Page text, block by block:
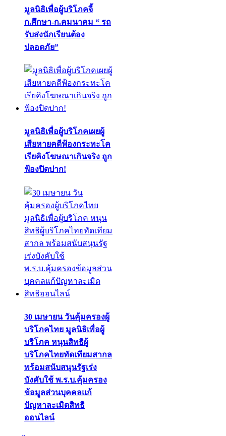
มูลนิธิเพื่อผู้บริโภคจี้
ก.ศึกษา-ก.คมนาคม “ รถ
รับส่งนักเรียนต้อง
ปลอดภัย”
มูลนิธิเพื่อผู้บริโภคเผยผู้
เสียหายคดีฟ้องกระทะโค
เรียคิงโฆษณาเกินจริง ถูก
ฟ้องปิดปาก!
30 เมษายน วันคุ้มครองผู้
บริโภคไทย มูลนิธิเพื่อผู้
บริโภค หนุนสิทธิผู้
บริโภคไทยทัดเทียมสากล
พร้อมสนับสนุนรัฐเร่ง
บังคับใช้ พ.ร.บ.คุ้มครอง
ข้อมูลส่วนบุคคลแก้
ปัญหาละเมิดสิทธิ
ออนไลน์